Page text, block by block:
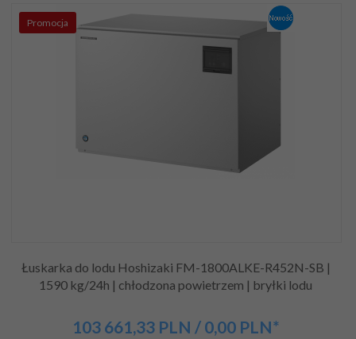
Promocja
Łuskarka do lodu Hoshizaki FM-1800ALKE-R452N-SB |
1590 kg/24h | chłodzona powietrzem | bryłki lodu
103 661,33PLN / 0,00 PLN*